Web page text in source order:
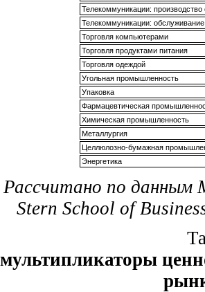
Телекоммуникации: производство
Телекоммуникации:
Торговля компьютерами
Торговля продуктами питания
Торговля одеждой
Угольная промышленность
Упаковка
Фармацевтическая
Химическая промышленность
Металлургия
Целлюлозно-бумажная
Энергетика
по данным
Stern School of